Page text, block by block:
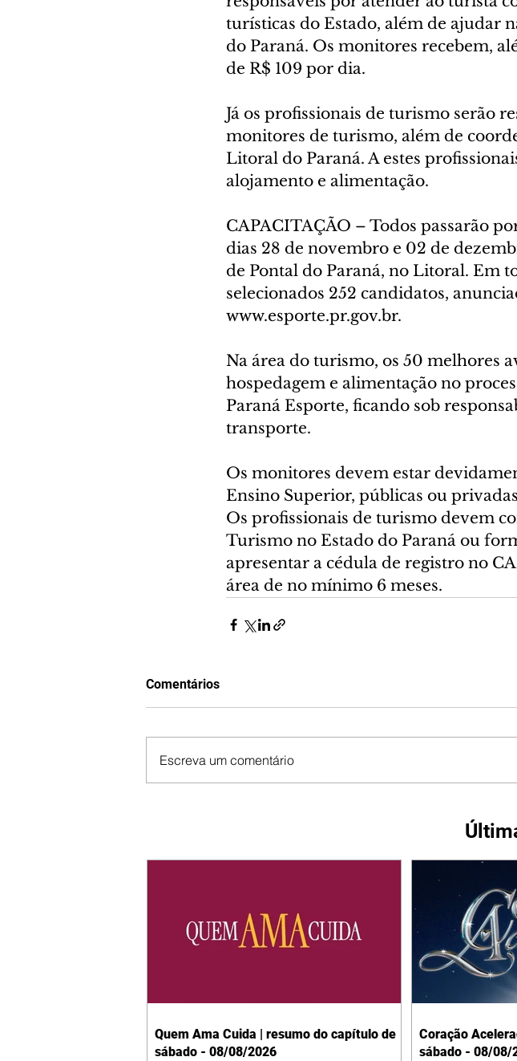
turísticas do Estado, além de ajudar
do Paraná. Os monitores recebem,
de R$ 109 por dia.
Já os profissionais de turismo serão
monitores de turismo, além de
Litoral do Paraná. A estes
alojamento e alimentação.
CAPACITAÇÃO – Todos passarão
dias 28 de novembro e 02 de
de Pontal do Paraná, no Litoral. Em
selecionados 252 candidatos,
www.esporte.pr.gov.br.
Na área do turismo, os 50 melhores
hospedagem e alimentação no
Paraná Esporte, ficando sob
transporte.
Os monitores devem estar
Ensino Superior, públicas ou
Os profissionais de turismo devem
Turismo no Estado do Paraná ou
apresentar a cédula de registro no
área de no mínimo 6 meses.
Comentários
Escreva um comentário
Quem Ama Cuida | resumo do capítulo de
sábado - 08/08/2026
Coração
sábado - 08/08/